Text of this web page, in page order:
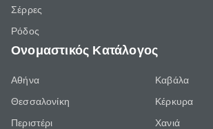
Σέρρες
Ρόδος
Ονομαστικός Κατάλογος
Αθήνα
Θεσσαλονίκη
Περιστέρι
Καβάλα
Κέρκυρα
Χανιά